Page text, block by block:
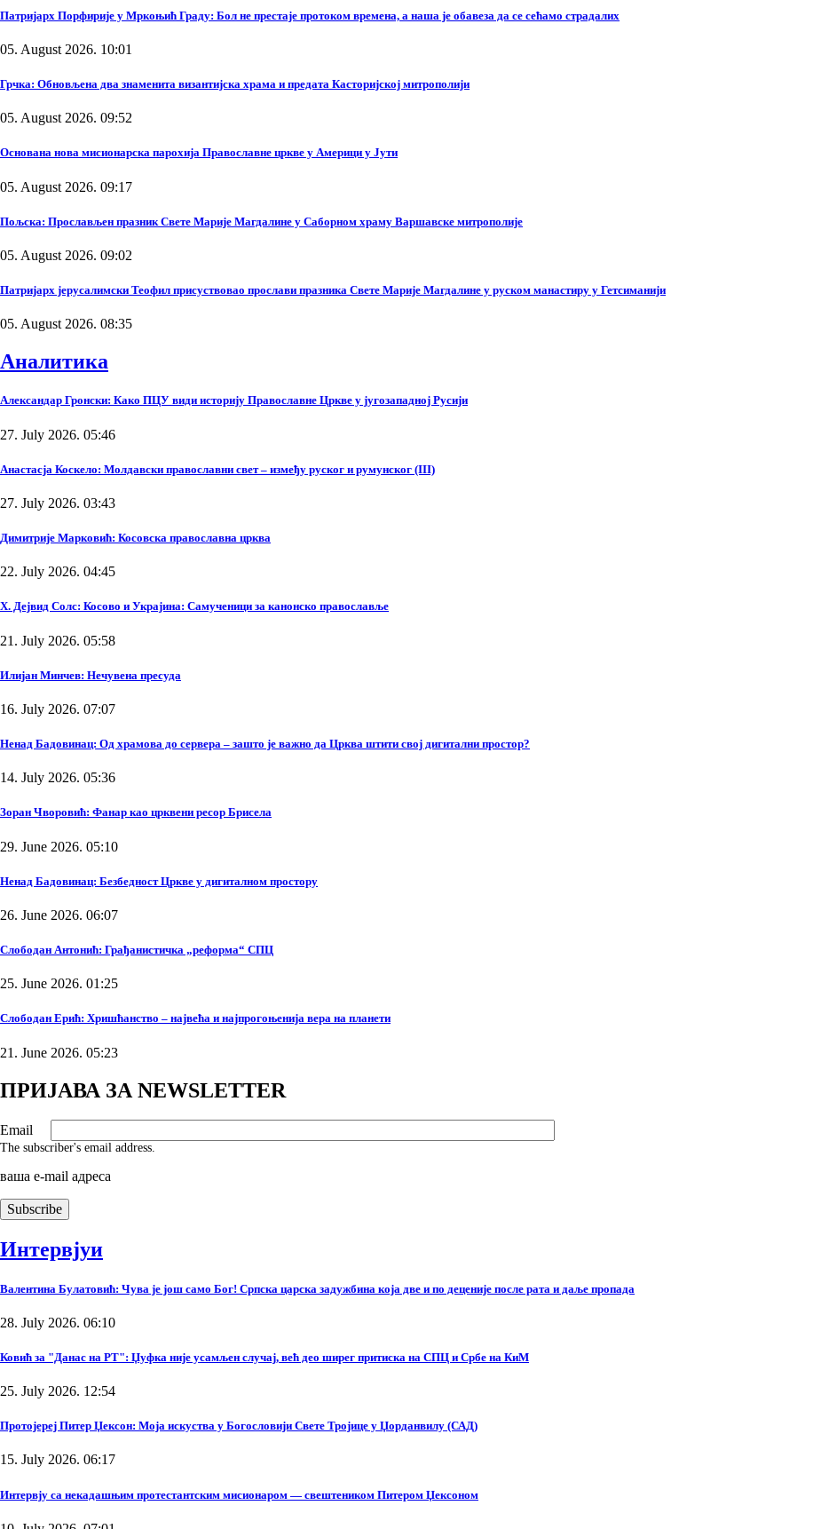
Патријарх Порфирије у Мркоњић Граду: Бол не престаје протоком времена, а наша је обавеза да се сећамо страдалих
05. August 2026. 10:01
Грчка: Обновљена два знаменита византијска храма и предата Касторијској митрополији
05. August 2026. 09:52
Основана нова мисионарска парохија Православне цркве у Америци у Јути
05. August 2026. 09:17
Пољска: Прослављен празник Свете Марије Магдалине у Саборном храму Варшавске митрополије
05. August 2026. 09:02
Патријарх јерусалимски Теофил присуствовао прослави празника Свете Марије Магдалине у руском манастиру у Гетсиманији
05. August 2026. 08:35
Аналитика
Александар Гронски: Како ПЦУ види историју Православне Цркве у југозападној Русији
27. July 2026. 05:46
Анастасја Коскело: Молдавски православни свет – између руског и румунског (III)
27. July 2026. 03:43
Димитрије Марковић: Косовска православна црква
22. July 2026. 04:45
Х. Дејвид Солс: Косово и Украјина: Самученици за канонско православље
21. July 2026. 05:58
Илијан Минчев: Нечувена пресуда
16. July 2026. 07:07
Ненад Бадовинац: Од храмова до сервера – зашто је важно да Црква штити свој дигитални простор?
14. July 2026. 05:36
Зоран Чворовић: Фанар као црквени ресор Брисела
29. June 2026. 05:10
Ненад Бадовинац: Безбедност Цркве у дигиталном простору
26. June 2026. 06:07
Слободан Антонић: Грађанистичка „реформа“ СПЦ
25. June 2026. 01:25
Слободан Ерић: Хришћанство – највећа и најпрогоњенија вера на планети
21. June 2026. 05:23
ПРИЈАВА ЗА NEWSLETTER
Email
The subscriber's email address.
ваша е-mail адреса
Интервјуи
Валентина Булатовић: Чува је још само Бог! Српска царска задужбина која две и по деценије после рата и даље пропада
28. July 2026. 06:10
Ковић за "Данас на РТ": Џуфка није усамљен случај, већ део ширег притиска на СПЦ и Србе на КиМ
25. July 2026. 12:54
Протојереј Питер Џексон: Моја искуства у Богословији Свете Тројице у Џорданвилу (САД)
15. July 2026. 06:17
Интервју са некадашњим протестантским мисионаром — свештеником Питером Џексоном